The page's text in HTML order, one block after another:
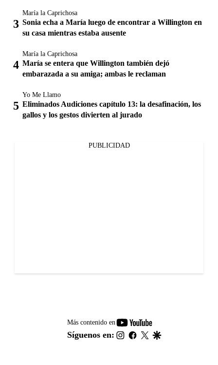
María la Caprichosa
Sonia echa a María luego de encontrar a Willington en
su casa mientras estaba ausente
María la Caprichosa
María se entera que Willington también dejó
embarazada a su amiga; ambas le reclaman
Yo Me Llamo
Eliminados Audiciones capítulo 13: la desafinación, los
gallos y los gestos divierten al jurado
PUBLICIDAD
Más contenido en
youtube-
footer
Síguenos en: instagram
facebook
twitter